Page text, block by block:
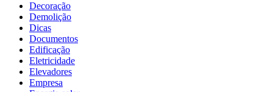
Decoração
Demolição
Dicas
Documentos
Edificação
Eletricidade
Elevadores
Empresa